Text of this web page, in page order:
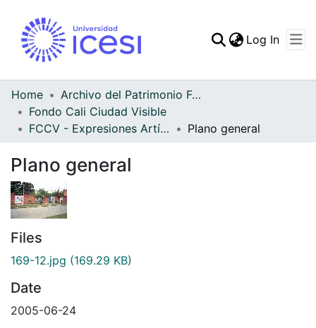
Log In
Home
Archivo del Patrimonio Fotográfico y Fílmico del Valle del Cauca
Fondo Cali Ciudad Visible
FCCV - Expresiones Artísticas - Patrimonial
Plano general
Plano general
Files
169-12.jpg (169.29 KB)
Date
2005-06-24